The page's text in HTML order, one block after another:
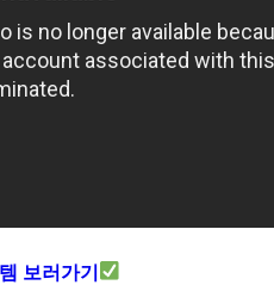
보러가기